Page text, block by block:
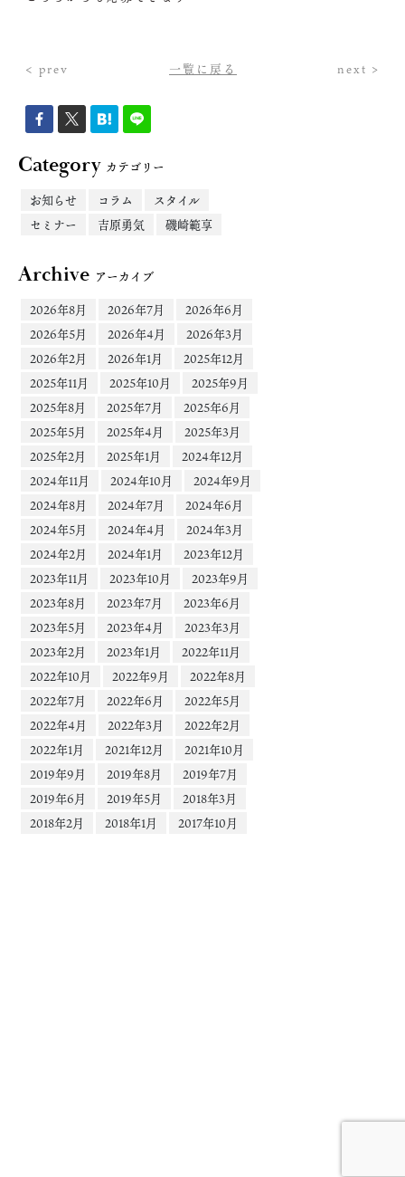
< prev 一覧に戻る next >
Categoryカテゴリー
お知らせ
コラム
スタイル
セミナー
吉原勇気 磯崎範享
Archive アーカイブ
2026年8月
2026年7月
2026年6月
2026年5月
2026年4月
2026年3月
2026年2月
2026年1月
2025年12月
2025年11月
2025年10月
2025年9月
2025年8月
2025年7月
2025年6月
2025年5月
2025年4月
2025年3月
2025年2月
2025年1月
2024年12月
2024年11月
2024年10月
2024年9月
2024年8月
2024年7月
2024年6月
2024年5月
2024年4月
2024年3月
2024年2月
2024年1月
2023年12月
2023年11月
2023年10月
2023年9月
2023年8月
2023年7月
2023年6月
2023年5月
2023年4月
2023年3月
2023年2月
2023年1月
2022年11月
2022年10月
2022年9月
2022年8月
2022年7月
2022年6月
2022年5月
2022年4月
2022年3月
2022年2月
2022年1月
2021年12月
2021年10月
2019年9月
2019年8月
2019年7月
2019年6月
2019年5月
2018年3月
2018年2月
2018年1月 2017年10月